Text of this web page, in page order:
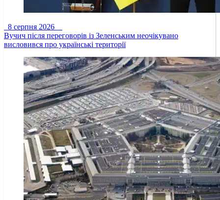
8 серпня 2026
Вучич після переговорів із Зеленським неочікувано
висловився про українські території